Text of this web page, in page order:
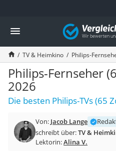
Die beliebtesten Vergleiche nach
Elektronik
Powerstation
Monitor 32 Zoll 4K
Fernseher
Drucker
Desktop-PC
Monitor
Laser-Multifunktionsdrucker
Powerline-Adapter
Powerstation mit Solarpanel
Vergleich
TV & Heimkino Philips-
Philips-Fernseher
2026
Die besten Philips-TVs (65
Von: Jacob Lange
schreibt über:TV &
Lektorin:Alina V.